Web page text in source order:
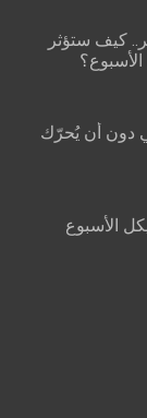
كيف ستؤثر
الأسبوع؟
دون أن يُحرّك
الأسبوع